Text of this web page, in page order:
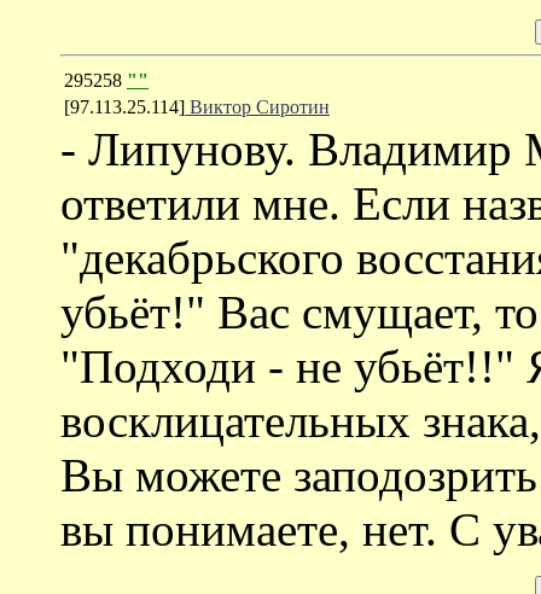
295258 ""
[97.113.25.114] Виктор Сиротин
- Липунову. Владимир
ответили мне. Если
"декабрьского
убьёт!" Вас смущает,
"Подходи - не убьёт!!"
восклицательных
Вы можете
вы понимаете, нет. С